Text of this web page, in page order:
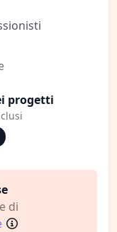
progetti
di